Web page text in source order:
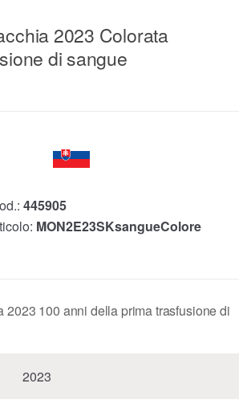
2023 Colorata
di sangue
445905
MON2E23SKsangueColore
2023 100 anni della prima trasfusione di
2023